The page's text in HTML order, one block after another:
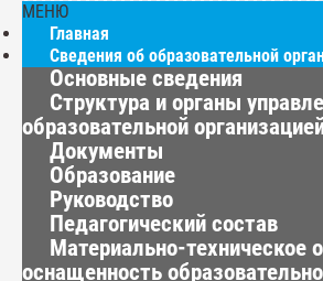
МЕНЮ
Главная
Сведения об образовательной
Основные сведения
Структура и органы
образовательной
Документы
Образование
Руководство
Педагогический состав
Материально-техническое
оснащенность